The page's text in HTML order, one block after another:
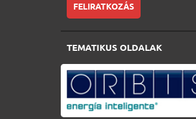
FELIRATKOZÁS
TEMATIKUS OLDALAK